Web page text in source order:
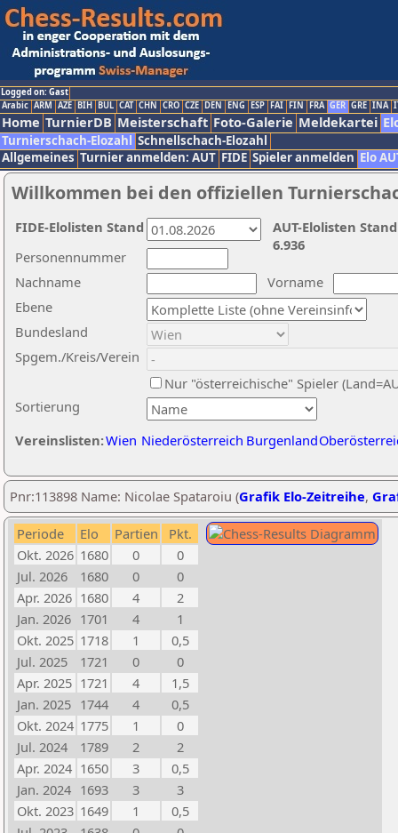
Logged on: Gast
Arabic ARM AZE BIH BUL CAT CHN CRO CZE DEN ENG ESP FAI FIN FRA GER GRE INA
Home TurnierDB Meisterschaft Foto-Galerie Meldekartei
Turnierschach-Elozahl Schnellschach-Elozahl
Allgemeines Turnier anmelden: AUT FIDE Spieler anmelden Elo
Willkommen bei den offiziellen
Nachname
Vorname
Ebene
Sortierung
Personennummer
Bundesland
Spgem./Kreis/Verein
Nur "österreichische" Spieler
Vereinslisten:Wien Niederösterreich Burgenland
AUT-Elolisten
6.936
FIDE-Elolisten Stand
Pnr:113898 Name: Nicolae Spataroiu (Grafik Elo-Zeitreihe,
Periode Elo Partien
Pkt.
Okt. 2026 1680 0
0
Jul. 2026
1680 0
0
Apr. 2026 1680 4
2
Jan. 2026 1701 4
1
Okt. 2025 1718 1
0,5
Jul. 2025
1721 0
0
Apr. 2025 1721 4
1,5
Jan. 2025 1744 4
0,5
Okt. 2024 1775 1
0
Jul. 2024
1789 2
2
Apr. 2024 1650 3
0,5
Jan. 2024 1693 3
3
Okt. 2023 1649 1
0,5